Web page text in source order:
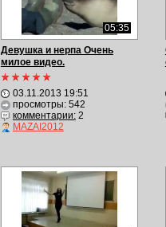
05:35
Девушка и нерпа Очень
милое видео.
03.11.2013 19:51
просмотры: 542
комментарии:2
MAZAI2012